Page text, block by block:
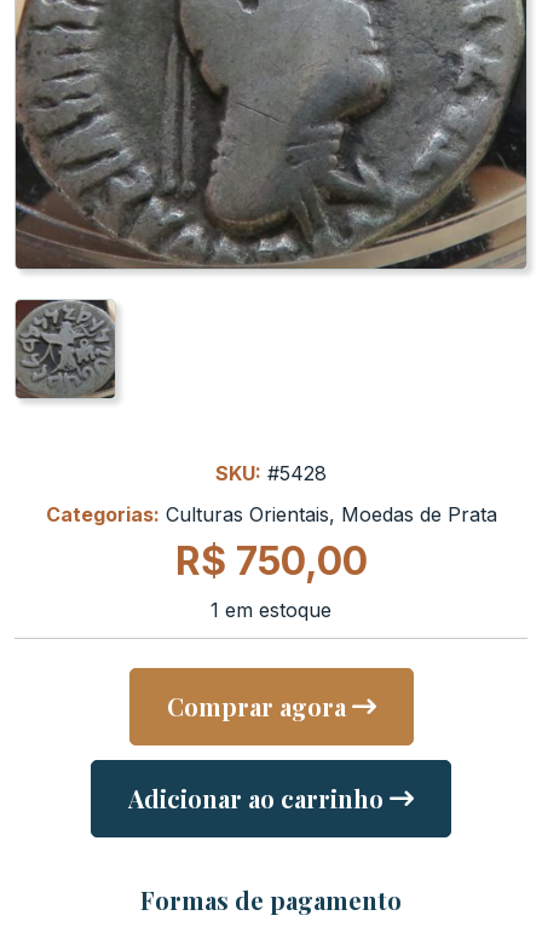
SKU: #5428
Categorias: Culturas Orientais, Moedas de Prata
R$ 750,00
1 em estoque
Comprar agora
Adicionar ao carrinho
Formas de pagamento